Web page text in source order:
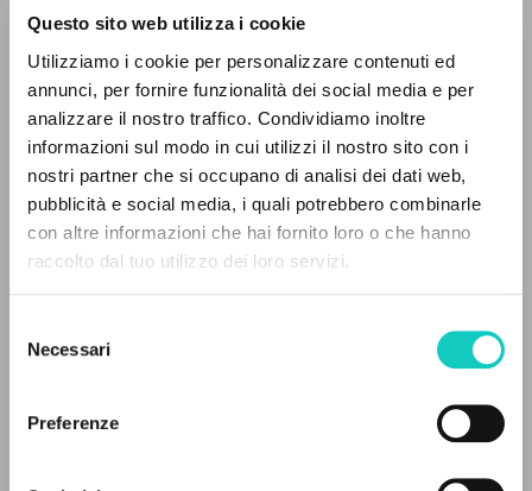
Questo sito web utilizza i cookie
Utilizziamo i cookie per personalizzare contenuti ed
annunci, per fornire funzionalità dei social media e per
analizzare il nostro traffico. Condividiamo inoltre
informazioni sul modo in cui utilizzi il nostro sito con i
nostri partner che si occupano di analisi dei dati web,
pubblicità e social media, i quali potrebbero combinarle
con altre informazioni che hai fornito loro o che hanno
raccolto dal tuo utilizzo dei loro servizi.
delNecessari
Preferenze
Brahms JohannesCompositore
Giussani LuigiAutore
PHILIPS
IL PROGETTO
testi integrali in 5 lingue e percorsi tematici